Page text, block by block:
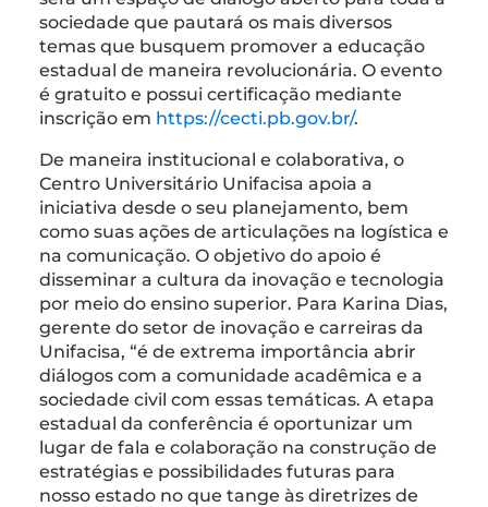
sociedade que pautará os mais diversos
temas que busquem promover a educação
estadual de maneira revolucionária. O evento
é gratuito e possui certificação mediante
inscrição em https://cecti.pb.gov.br/.
De maneira institucional e colaborativa, o
Centro Universitário Unifacisa apoia a
iniciativa desde o seu planejamento, bem
como suas ações de articulações na logística e
na comunicação. O objetivo do apoio é
disseminar a cultura da inovação e tecnologia
por meio do ensino superior. Para Karina Dias,
gerente do setor de inovação e carreiras da
Unifacisa, “é de extrema importância abrir
diálogos com a comunidade acadêmica e a
sociedade civil com essas temáticas. A etapa
estadual da conferência é oportunizar um
lugar de fala e colaboração na construção de
estratégias e possibilidades futuras para
nosso estado no que tange às diretrizes de